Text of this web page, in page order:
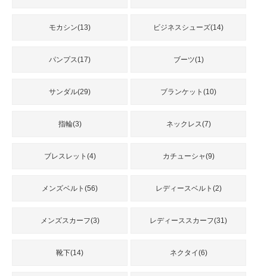
モカシン(13) ビジネスシューズ(14)
パンプス(17) ブーツ(1)
サンダル(29) ブランケット(10)
指輪(3) ネックレス(7)
ブレスレット(4) カチューシャ(9)
メンズベルト(56) レディースベルト(2)
メンズスカーフ(3) レディーススカーフ(31)
靴下(14) ネクタイ(6)